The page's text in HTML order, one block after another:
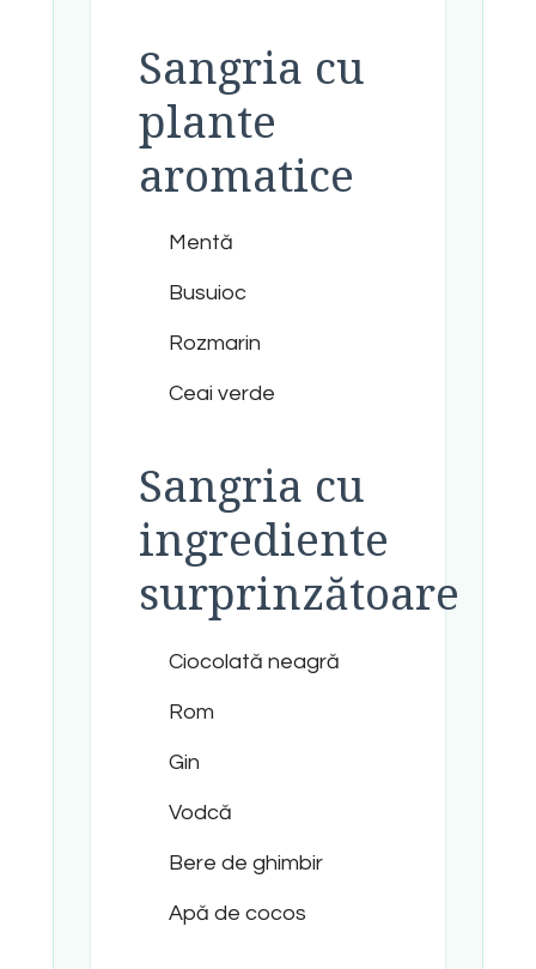
Sangria cu
plante
aromatice
Mentă
Busuioc
Rozmarin
Ceai verde
Sangria cu
ingrediente
surprinzătoare
Ciocolată neagră
Rom
Gin
Vodcă
Bere de ghimbir
Apă de cocos